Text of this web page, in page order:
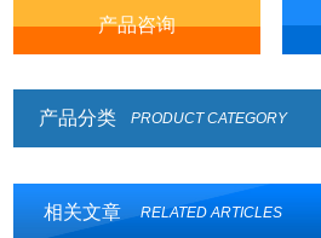
产品咨询
产品分类 PRODUCT CATEGORY
相关文章 RELATED ARTICLES